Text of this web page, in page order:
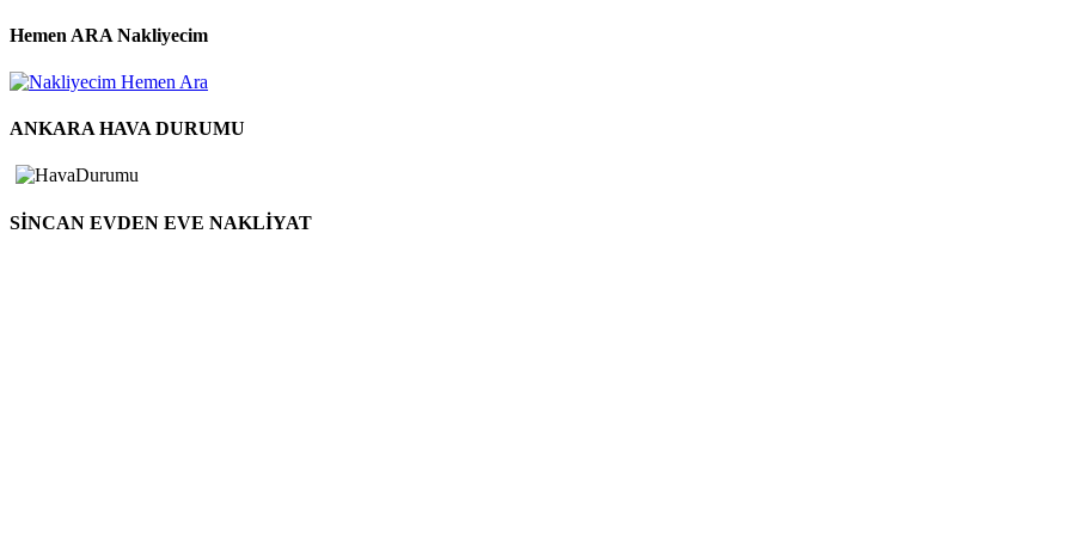
Hemen ARA Nakliyecim
ANKARA HAVA DURUMU
SİNCAN EVDEN EVE NAKLİYAT